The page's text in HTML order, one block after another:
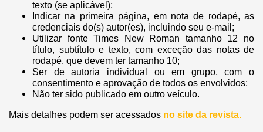
texto (se aplicável);
Indicar na primeira página, em nota de rodapé, as
credenciais do(s) autor(es), incluindo seu e-mail;
Utilizar fonte Times New Roman tamanho 12 no
título, subtítulo e texto, com exceção das notas de
rodapé, que devem ter tamanho 10;
Ser de autoria individual ou em grupo, com o
consentimento e aprovação de todos os envolvidos;
Não ter sido publicado em outro veículo.
Mais detalhes podem ser acessados no site da revista.